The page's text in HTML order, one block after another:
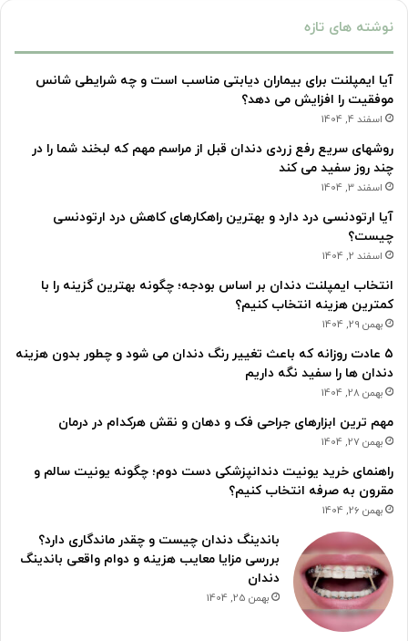
نوشته های تازه
آیا ایمپلنت برای بیماران دیابتی مناسب است و چه شرایطی شانس
موفقیت را افزایش می دهد؟
اسفند 4, 1404
روشهای سریع رفع زردی دندان قبل از مراسم مهم که لبخند شما را در
چند روز سفید می کند
اسفند 3, 1404
آیا ارتودنسی درد دارد و بهترین راهکارهای کاهش درد ارتودنسی
چیست؟
اسفند 2, 1404
انتخاب ایمپلنت دندان بر اساس بودجه؛ چگونه بهترین گزینه را با
کمترین هزینه انتخاب کنیم؟
بهمن 29, 1404
۵ عادت روزانه که باعث تغییر رنگ دندان می شود و چطور بدون هزینه
دندان ها را سفید نگه داریم
بهمن 28, 1404
مهم ترین ابزارهای جراحی فک و دهان و نقش هرکدام در درمان
بهمن 27, 1404
راهنمای خرید یونیت دندانپزشکی دست دوم؛ چگونه یونیت سالم و
مقرون به صرفه انتخاب کنیم؟
بهمن 26, 1404
باندینگ دندان چیست و چقدر ماندگاری دارد؟
بررسی مزایا معایب هزینه و دوام واقعی باندینگ
دندان
بهمن 25, 1404